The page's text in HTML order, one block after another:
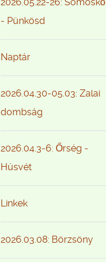
- Pünkösd
Naptár
2026.04.30-05.03: Zalai
dombság
2026.04.3-6: Őrség -
Húsvét
Linkek
2026.03.08: Börzsöny